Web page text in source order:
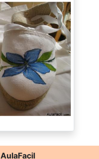
AulaFacil